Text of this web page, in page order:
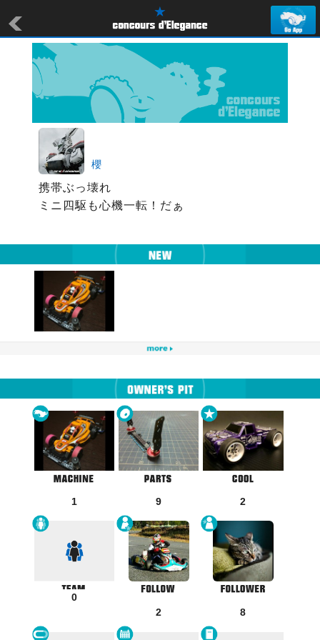
櫻
携帯ぶっ壊れ
ミニ四駆も心機一転！だぁ
1 9 2
0
2
8